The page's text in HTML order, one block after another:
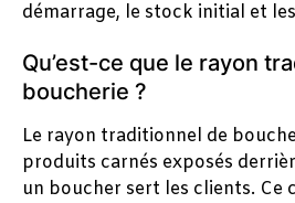
démarrage, le stock initial et
Qu’est-ce que le rayon
boucherie ?
Le rayon traditionnel de
produits carnés exposés
un boucher sert les clients. Ce